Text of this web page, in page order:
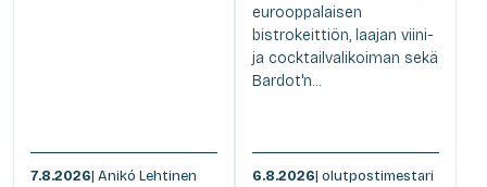
7.8.2026| Anikó Lehtinen
eurooppalaisen
bistrokeittiön, laajan viini-
ja cocktailvalikoiman sekä
Bardot'n...
6.8.2026| olutpostimestari